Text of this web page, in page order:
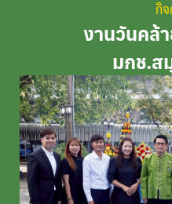
กิจ
งานวันคล้
มกช.ส